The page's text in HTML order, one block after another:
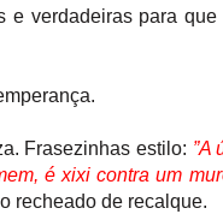
e verdadeiras para
Frasezinhas estilo: ”A
é xixi contra um
recheado de recalque.